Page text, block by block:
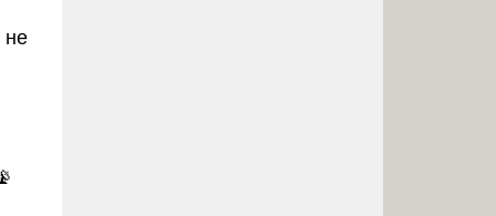
не